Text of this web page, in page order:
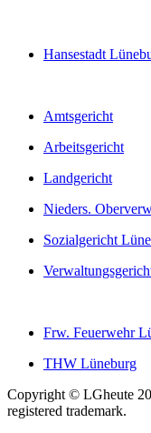
Hansestadt
Amtsgericht
Arbeitsgericht
Landgericht
Nieders.
Sozialgericht
Frw. Feuerwehr
THW Lüneburg
Copyright © LGheute
registered trademark.